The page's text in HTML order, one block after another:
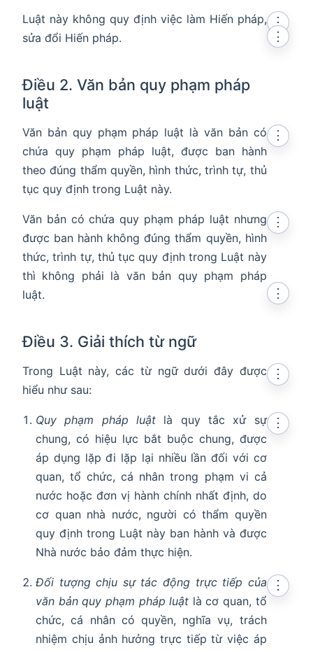
Luật này không quy định việc làm Hiến pháp,
sửa đổi Hiến pháp.
⋮
Điều 2. Văn bản quy phạm pháp
luật
⋮
Văn bản quy phạm pháp luật là văn bản có
chứa quy phạm pháp luật, được ban hành
theo đúng thẩm quyền, hình thức, trình tự, thủ
tục quy định trong Luật này.
⋮
Văn bản có chứa quy phạm pháp luật nhưng
được ban hành không đúng thẩm quyền, hình
thức, trình tự, thủ tục quy định trong Luật này
thì không phải là văn bản quy phạm pháp
luật.
⋮
Điều 3. Giải thích từ ngữ
⋮
Trong Luật này, các từ ngữ dưới đây được
hiểu như sau:
⋮
Quy phạm pháp luật là quy tắc xử sự
chung, có hiệu lực bắt buộc chung, được
áp dụng lặp đi lặp lại nhiều lần đối với cơ
quan, tổ chức, cá nhân trong phạm vi cả
nước hoặc đơn vị hành chính nhất định, do
cơ quan nhà nước, người có thẩm quyền
quy định trong Luật này ban hành và được
Nhà nước bảo đảm thực hiện.
⋮
Đối tượng chịu sự tác động trực tiếp của
văn bản quy phạm pháp luật là cơ quan, tổ
chức, cá nhân có quyền, nghĩa vụ, trách
nhiệm chịu ảnh hưởng trực tiếp từ việc áp
⋮